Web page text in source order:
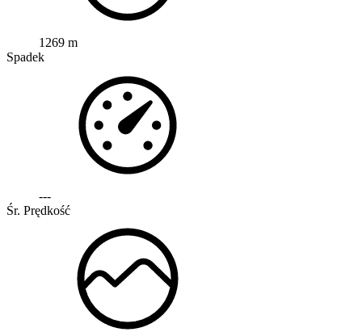
1269 m
Spadek
---
Śr. Prędkość